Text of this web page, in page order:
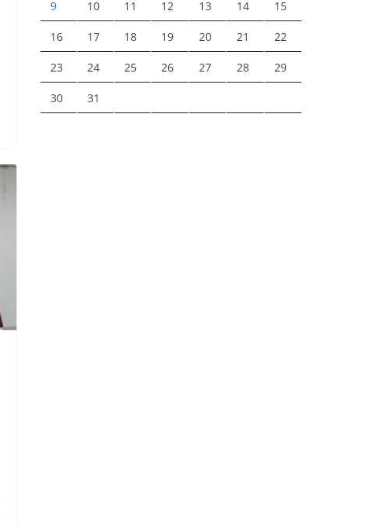
9 10 11 12 13 14 15
16 17 18 19 20 21 22
23 24 25 26 27 28 29
30 31